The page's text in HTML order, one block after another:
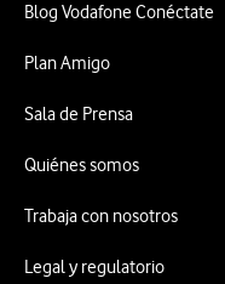
Blog Vodafone Conéctate
Plan Amigo
Sala de Prensa
Quiénes somos
Trabaja con nosotros
Legal y regulatorio